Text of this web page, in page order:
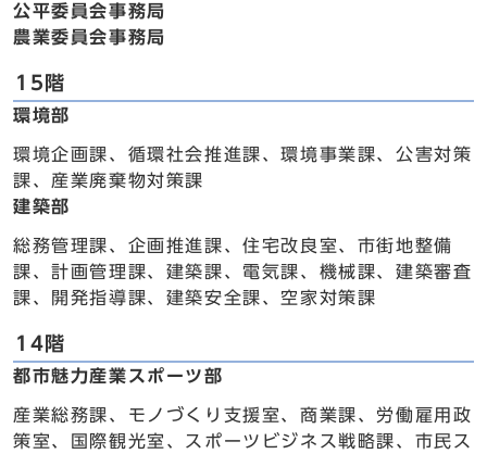
公平委員会事務局
農業委員会事務局
15階
環境部
環境企画課、循環社会推進課、環境事業課、公害対策
課、産業廃棄物対策課
建築部
総務管理課、企画推進課、住宅改良室、市街地整備
課、計画管理課、建築課、電気課、機械課、建築審査
課、開発指導課、建築安全課、空家対策課
14階
都市魅力産業スポーツ部
産業総務課、モノづくり支援室、商業課、労働雇用政
策室、国際観光室、スポーツビジネス戦略課、市民ス